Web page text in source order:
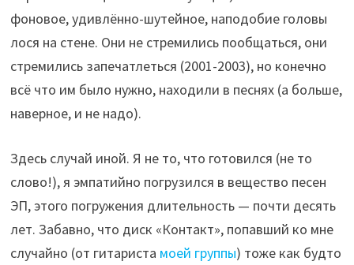
фоновое, удивлённо-шутейное, наподобие головы
лося на стене. Они не стремились пообщаться, они
стремились запечатлеться (2001-2003), но конечно
всё что им было нужно, находили в песнях (а больше,
наверное, и не надо).
Здесь случай иной. Я не то, что готовился (не то
слово!), я эмпатийно погрузился в вещество песен
ЭП, этого погружения длительность — почти десять
лет. Забавно, что диск «Контакт», попавший ко мне
случайно (от гитариста моей группы) тоже как будто